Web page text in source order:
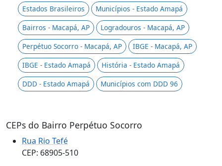
Estados Brasileiros
Municípios - Estado Amapá
Bairros - Macapá, AP
Logradouros - Macapá, AP
Perpétuo Socorro - Macapá, AP
IBGE - Macapá, AP
IBGE - Estado Amapá
História - Estado Amapá
DDD - Estado Amapá
Municípios com DDD 96
CEPs do Bairro Perpétuo Socorro
Rua Rio Tefé
CEP: 68905-510